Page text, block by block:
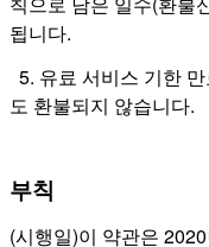
됩니다.
5. 유료 서비스 기한
도 환불되지 않습니다.
부칙
(시행일)이 약관은